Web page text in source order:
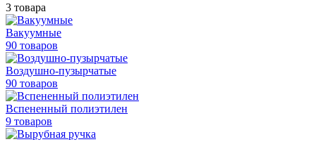
3 товара
Вакуумные
90 товаров
Воздушно-пузырчатые
90 товаров
Вспененный полиэтилен
9 товаров